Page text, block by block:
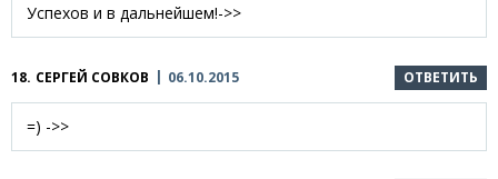
Успехов и в дальнейшем!->>
18. СЕРГЕЙ СОВКОВ 06.10.2015 ОТВЕТИТЬ
=) ->>